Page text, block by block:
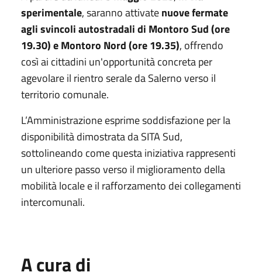
sperimentale, saranno attivatenuove fermate
agli svincoli autostradali di Montoro Sud (ore
19.30) e Montoro Nord (ore 19.35), offrendo
così ai cittadini un'opportunità concreta per
agevolare il rientro serale da Salerno verso il
territorio comunale.
L’Amministrazione esprime soddisfazione per la
disponibilità dimostrata da SITA Sud,
sottolineando come questa iniziativa rappresenti
un ulteriore passo verso il miglioramento della
mobilità locale e il rafforzamento dei collegamenti
intercomunali.
A cura di